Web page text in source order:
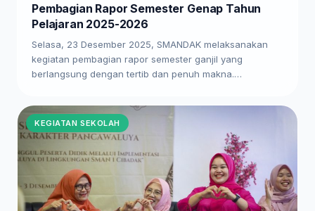
Pembagian Rapor Semester Genap Tahun
Pelajaran 2025-2026
Selasa, 23 Desember 2025, SMANDAK melaksanakan
kegiatan pembagian rapor semester ganjil yang
berlangsung dengan tertib dan penuh makna.…
KEGIATAN SEKOLAH